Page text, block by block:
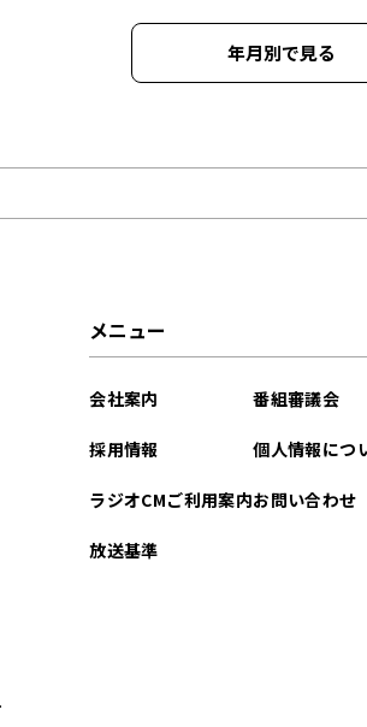
年月別で見る
2026年02月
2026年01月
メニュー
会社案内
採用情報
ラジオCMご利用案内
放送基準
番組審議会
個人情報につ
お問い合わせ